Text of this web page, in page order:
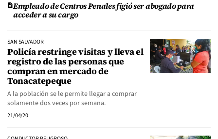
Empleado de Centros Penales figió ser abogado para
acceder a su cargo
SAN SALVADOR
Policía restringe visitas y lleva el
registro de las personas que
compran en mercado de
Tonacatepeque
A la población se le permite llegar a comprar
solamente dos veces por semana.
21/04/20